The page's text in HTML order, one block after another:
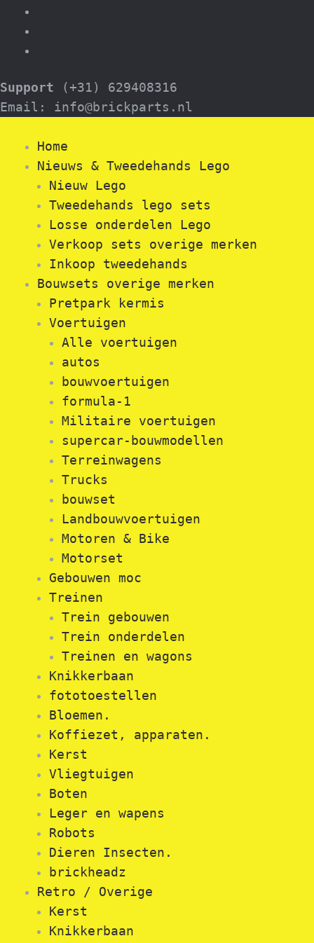
Support (+31) 629408316
Email: info@brickparts.nl
Home
Nieuws & Tweedehands Lego
Nieuw Lego
Tweedehands lego sets
Losse onderdelen Lego
Verkoop sets overige merken
Inkoop tweedehands
Bouwsets overige merken
Pretpark kermis
Voertuigen
Alle voertuigen
autos
bouwvoertuigen
formula-1
Militaire voertuigen
supercar-bouwmodellen
Terreinwagens
Trucks
bouwset
Landbouwvoertuigen
Motoren & Bike
Motorset
Gebouwen moc
Treinen
Trein gebouwen
Trein onderdelen
Treinen en wagons
Knikkerbaan
fototoestellen
Bloemen.
Koffiezet, apparaten.
Kerst
Vliegtuigen
Boten
Leger en wapens
Robots
Dieren Insecten.
brickheadz
Retro / Overige
Kerst
Knikkerbaan